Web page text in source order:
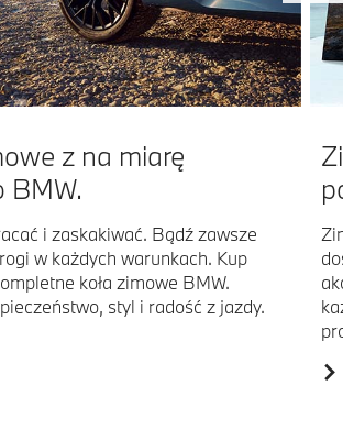
z na miarę
BMW.
i zaskakiwać. Bądź zawsze
w każdych warunkach. Kup
koła zimowe BMW.
styl i radość z jazdy.